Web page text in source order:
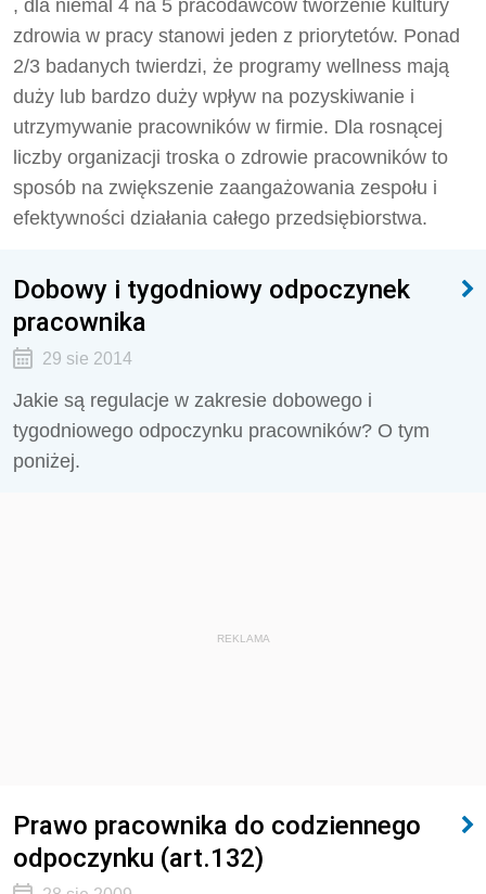
, dla niemal 4 na 5 pracodawców tworzenie kultury
zdrowia w pracy stanowi jeden z priorytetów. Ponad
2/3 badanych twierdzi, że programy wellness mają
duży lub bardzo duży wpływ na pozyskiwanie i
utrzymywanie pracowników w firmie. Dla rosnącej
liczby organizacji troska o zdrowie pracowników to
sposób na zwiększenie zaangażowania zespołu i
efektywności działania całego przedsiębiorstwa.
Dobowy i tygodniowy odpoczynek
pracownika
29 sie 2014
Jakie są regulacje w zakresie dobowego i
tygodniowego odpoczynku pracowników? O tym
poniżej.
REKLAMA
Prawo pracownika do codziennego
odpoczynku (art.132)